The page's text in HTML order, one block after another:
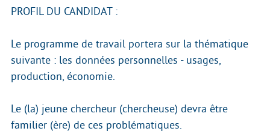
PROFIL DU CANDIDAT :
Le programme de travail portera sur la thématique
suivante : les données personnelles - usages,
production, économie.
Le (la) jeune chercheur (chercheuse) devra être
familier (ère) de ces problématiques.